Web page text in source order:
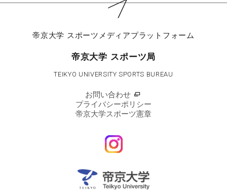
帝京大学 スポーツメディアプラットフォーム
帝京大学 スポーツ局
TEIKYO UNIVERSITY SPORTS BUREAU
お問い合わせ
プライバシーポリシー
帝京大学スポーツ憲章